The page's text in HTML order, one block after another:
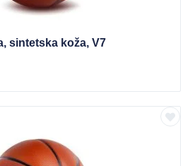
sintetska koža, V7